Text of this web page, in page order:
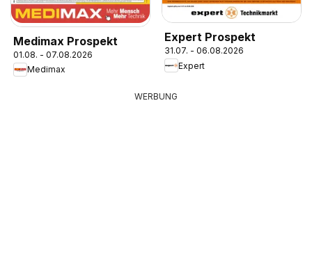
Medimax Prospekt
01.08. - 07.08.2026
Medimax
Expert Prospekt
31.07. - 06.08.2026
Expert
WERBUNG